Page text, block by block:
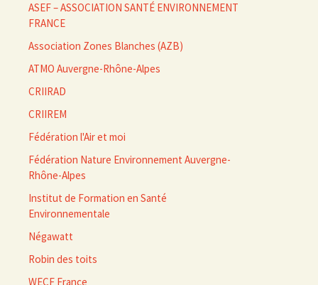
ASEF – ASSOCIATION SANTÉ ENVIRONNEMENT
FRANCE
Association Zones Blanches (AZB)
ATMO Auvergne-Rhône-Alpes
CRIIRAD
CRIIREM
Fédération l'Air et moi
Fédération Nature Environnement Auvergne-
Rhône-Alpes
Institut de Formation en Santé
Environnementale
Négawatt
Robin des toits
WECF France